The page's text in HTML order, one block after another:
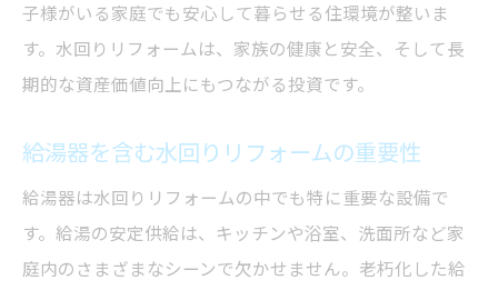
子様がいる家庭でも安心して暮らせる住環境が整いま
す。水回りリフォームは、家族の健康と安全、そして長
期的な資産価値向上にもつながる投資です。
給湯器を含む水回りリフォームの重要性
給湯器は水回りリフォームの中でも特に重要な設備で
す。給湯の安定供給は、キッチンや浴室、洗面所など家
庭内のさまざまなシーンで欠かせません。老朽化した給